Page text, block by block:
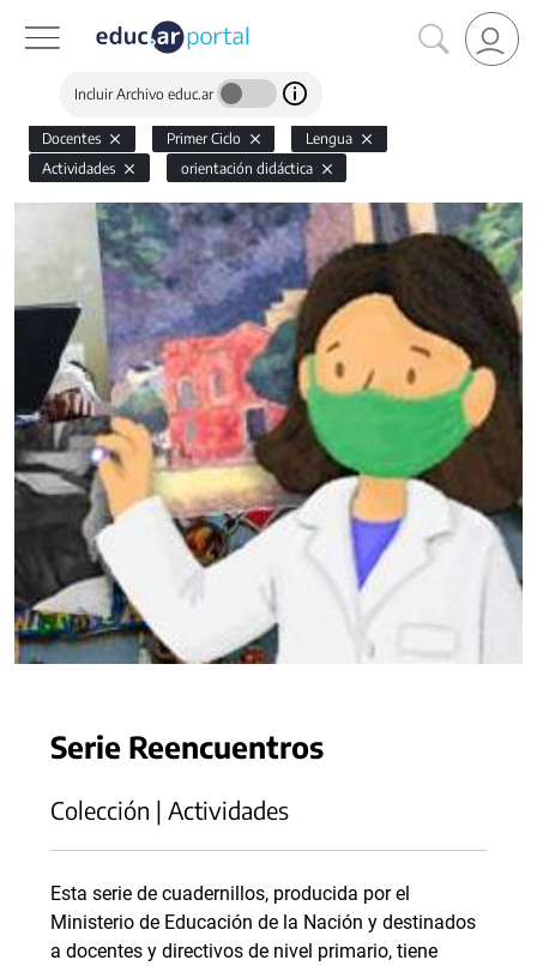
Incluir Archivo educ.ar
Docentes Primer Ciclo
Lengua
Actividades
orientación didáctica
Serie Reencuentros
Colección | Actividades
Esta serie de cuadernillos, producida por el
Ministerio de Educación de la Nación y destinados
a docentes y directivos de nivel primario, tiene